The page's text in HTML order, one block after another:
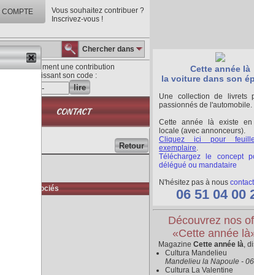
Vous souhaitez contribuer ?
Inscrivez-vous !
Chercher dans
Lisez directement une contribution
en saisissant son code :
lire
CONTACT
Retour
Médias associés
Cette année là
la voiture dans son
Une collection de livrets
passionnés de l'automobile.
Cette année là existe en
locale (avec annonceurs).
Cliquez ici pour
exemplaire.
Téléchargez le concept
délégué ou mandataire
N'hésitez pas à nous
06 51 04 00
Découvrez nos
«Cette année
Magazine Cette année là,
Cultura Mandelieu
Mandelieu la Napoule -
Cultura La Valentine